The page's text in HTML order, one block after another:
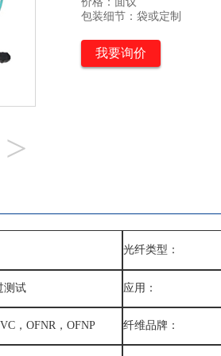
>
包装细节：袋或定制
我要询价
光纤类型：
测试 应用：
，OFNR，OFNP 纤维品牌：